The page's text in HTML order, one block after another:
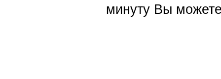
минуту Вы